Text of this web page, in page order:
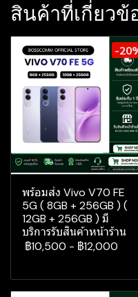
สินค้าที่เกี่ยวข้
-
พร้อมส่ง Vivo V70 FE
5G ( 8GB + 256GB ) (
12GB + 256GB ) มี
บริการรับสินค้าหน้าร้าน
฿10,500 - ฿12,000